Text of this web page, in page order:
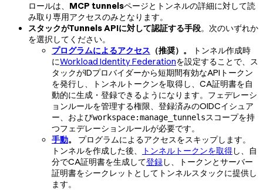
ロールは、 MCP tunnelsページとトンネルの詳細に対して読
み取り専用アクセスのみとなります。
スタックがTunnels APIに対して認証する手段。次のいずれか
を選択してください。
プログラムによるアクセス （推奨）。
トンネル作成時
にWorkload Identity Federationを設定することで、ス
タックがIDプロバイダーから短期間有効なAPIトークン
を発行し、トンネルトークンを取得し、CA証明書を自
動的に生成・登録できるようになります。フェデレーシ
ョンルールを管理する権限、登録済みのOIDCイシュア
ー、およびworkspace:manage_tunnelsスコープを持
つフェデレーションルールが必要です。
手動。
プログラムによるアクセスをスキップします。
トンネルを作成した後、
トンネルトークンを取得し、自
分でCA証明書を生成して登録し、トークンとサーバー
証明書をシークレットとしてトンネルスタックに提供し
ます。